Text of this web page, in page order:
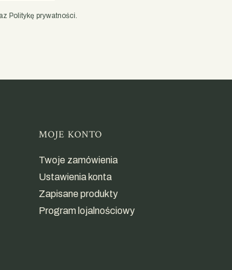
Politykę prywatności.
MOJE KONTO
Twoje zamówienia
Ustawienia konta
Zapisane produkty
Program lojalnościowy